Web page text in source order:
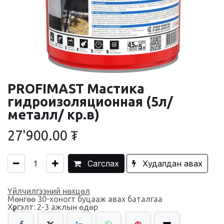
PROFIMAST Мастика
гидроизоляционная (5л/
металл/ кр.в)
27'900.00 ₮
Сагслах Худалдан авах
Үйлчилгээний нөхцөл
Мөнгөө 30-хоногт буцааж авах баталгаа
Хүргэлт: 2-3 ажлын өдөр